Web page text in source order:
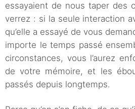
essayaient de nous taper des
verrez : si la seule interaction
qu’elle a essayé de vous
importe le temps passé
circonstances, vous l’aurez
de votre mémoire, et les
passés depuis longtemps.